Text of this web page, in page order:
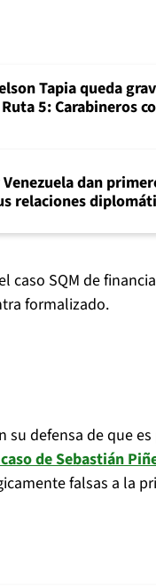
Tapia queda
5: Carabineros
dan
relaciones
caso SQM de
formalizado.
defensa de que
de Sebastián
falsas a la